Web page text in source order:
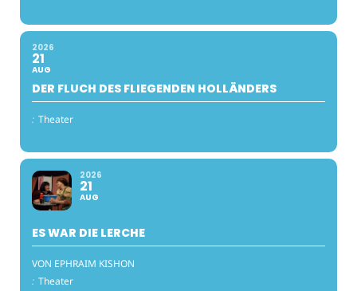
2026
21
AUG
DER FLUCH DES FLIEGENDEN HOLLÄNDERS
: Theater
2026
21
AUG
ES WAR DIE LERCHE
VON EPHRAIM KISHON
: Theater